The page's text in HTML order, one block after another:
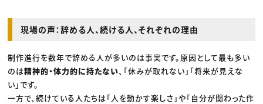
現場の声：辞める人、続ける人、それぞれの理由
制作進行を数年で辞める人が多いのは事実です。原因として最も多い
のは精神的・体力的に持たない、「休みが取れない」「将来が見えな
い」です。
一方で、続けている人たちは「人を動かす楽しさ」や「自分が関わった作